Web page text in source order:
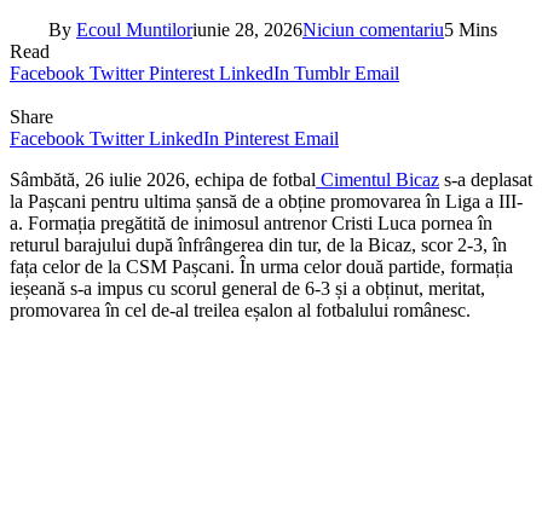
By Ecoul Muntiloriunie 28, 2026Niciun comentariu5 Mins
Read
Facebook Twitter Pinterest LinkedIn Tumblr Email
Share
Facebook Twitter LinkedIn Pinterest Email
Sâmbătă, 26 iulie 2026, echipa de fotbal Cimentul Bicaz s-a deplasat
la Pașcani pentru ultima șansă de a obține promovarea în Liga a III-
a. Formația pregătită de inimosul antrenor Cristi Luca pornea în
returul barajului după înfrângerea din tur, de la Bicaz, scor 2-3, în
fața celor de la CSM Pașcani. În urma celor două partide, formația
ieșeană s-a impus cu scorul general de 6-3 și a obținut, meritat,
promovarea în cel de-al treilea eșalon al fotbalului românesc.